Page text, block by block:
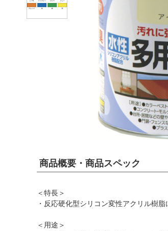
商品概要・商品スペック
＜特長＞
・反応硬化型シリコン変性アクリル樹
＜用途＞